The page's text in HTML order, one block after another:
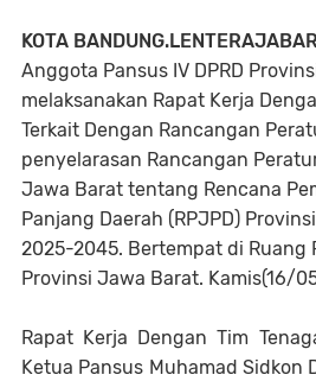
KOTA
Anggota Pansus IV DPRD
melaksanakan Rapat Kerja
Terkait Dengan Rancangan
penyelarasan Rancangan
Jawa Barat tentang Rencana
Panjang Daerah (RPJPD)
2025-2045. Bertempat di Ruang
Provinsi Jawa Barat. Kamis(16/
Rapat Kerja Dengan Tim
Ketua Pansus Muhamad Sidkon